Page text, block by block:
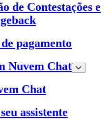
de Contestações e
pagamento
Nuvem Chat
Chat
assistente